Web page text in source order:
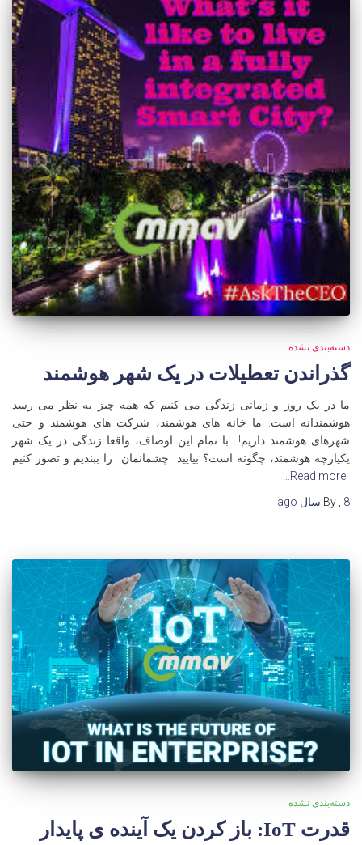
دسته‌بندی نشده
گذراندن تعطیلات در یک شهر هوشمند
ما در یک روز و زمانی زندگی می کنیم که همه چیز به نظر می رسد
هوشمندانه است. ما خانه های هوشمند، شرکت های هوشمند و حتی
شهرهای هوشمند داریم! با تمام این اوصاف، واقعا زندگی در یک شهر
یکپارچه هوشمند، چگونه است؟ بیایید چشمانمان را ببندیم و تصور کنیم
Read more…
By , 8 سال
دسته‌بندی نشده
قدرت IoT: باز کردن یک آینده ی پایدار